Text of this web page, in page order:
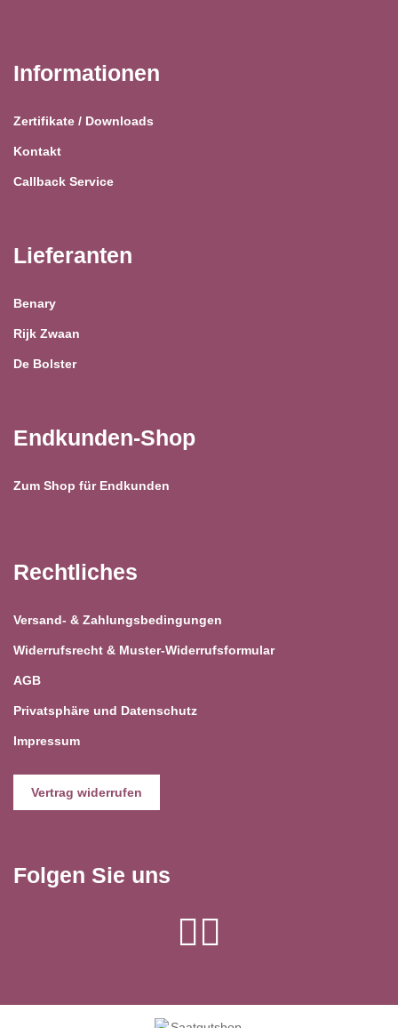
Informationen
Zertifikate / Downloads
Kontakt
Callback Service
Lieferanten
Benary
Rijk Zwaan
De Bolster
Endkunden-Shop
Zum Shop für Endkunden
Rechtliches
Versand- & Zahlungsbedingungen
Widerrufsrecht & Muster-Widerrufsformular
AGB
Privatsphäre und Datenschutz
Impressum
Vertrag widerrufen
Folgen Sie uns